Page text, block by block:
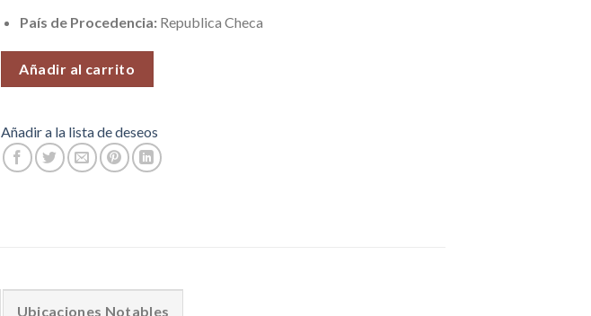
País de Procedencia: Republica Checa
Añadir al carrito
Añadir a la lista de deseos
Ubicaciones Notables